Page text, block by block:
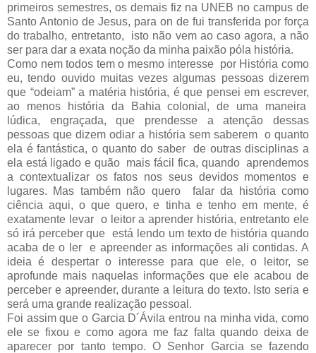
primeiros semestres, os demais fiz na UNEB no campus de
Santo Antonio de Jesus, para on de fui transferida por força
do trabalho, entretanto,
isto não vem ao caso agora, a não
ser para dar a exata noção da minha paixão póla história.
Como nem todos tem o mesmo interesse
por História como
eu, tendo ouvido muitas vezes algumas pessoas dizerem
que “odeiam” a matéria história, é que pensei em escrever,
ao menos história da Bahia colonial, de uma maneira
lúdica, engraçada, que prendesse a atenção dessas
pessoas que dizem odiar a história sem saberem
o quanto
ela é fantástica, o quanto do saber
de outras disciplinas a
ela está ligado e quão mais fácil fica, quando aprendemos
a contextualizar os fatos nos seus devidos momentos e
lugares. Mas também não quero
falar da história como
ciência aqui, o que quero, e tinha e tenho em mente, é
exatamente levar o leitor a aprender história, entretanto ele
só irá perceber que está lendo um texto de história quando
acaba de o ler
e apreender as informações ali contidas. A
ideia é despertar o interesse para que ele, o leitor, se
aprofunde mais naquelas informações que ele acabou de
perceber e apreender, durante a leitura do texto. Isto seria e
será uma grande realização pessoal.
Foi assim que o Garcia D´Ávila entrou na minha vida, como
ele se fixou e como agora me faz falta quando deixa de
aparecer por tanto tempo. O Senhor Garcia se fazendo